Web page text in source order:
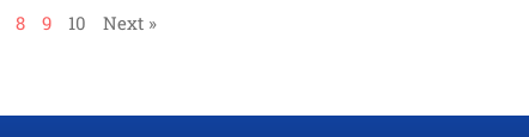
8 9 10 Next »